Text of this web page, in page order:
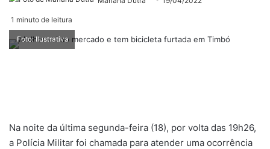
1 minuto de leitura
Foto: Ilustrativa
Na noite da última segunda-feira (18), por volta das 19h26,
a Polícia Militar foi chamada para atender uma ocorrência